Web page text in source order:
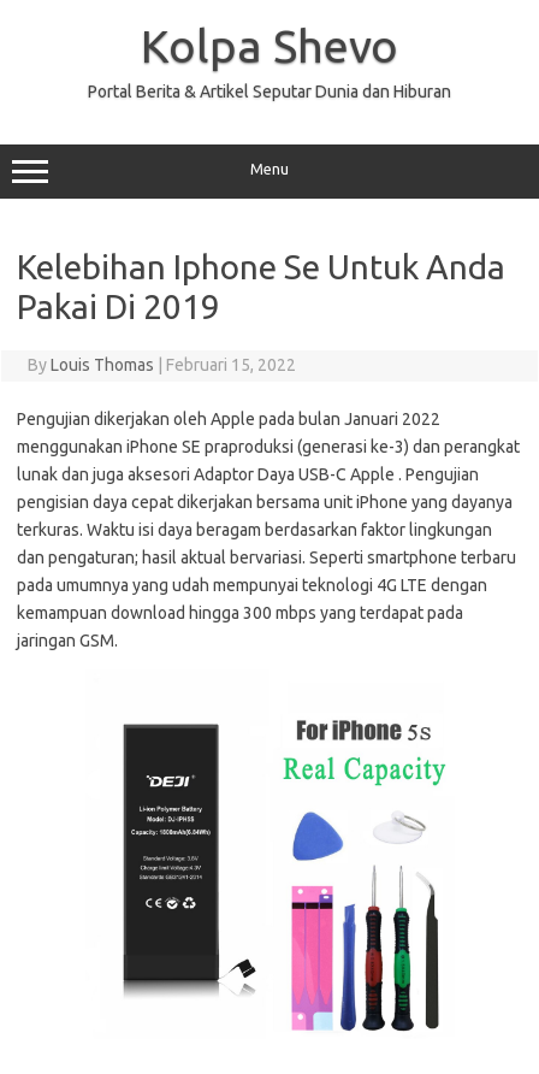
Kolpa Shevo
Portal Berita & Artikel Seputar Dunia dan Hiburan
Menu
Kelebihan Iphone Se Untuk Anda
Pakai Di 2019
ByLouis Thomas Februari 15, 2022
Pengujian dikerjakan oleh Apple pada bulan Januari 2022
menggunakan iPhone SE praproduksi (generasi ke-3) dan perangkat
lunak dan juga aksesori Adaptor Daya USB-C Apple . Pengujian
pengisian daya cepat dikerjakan bersama unit iPhone yang dayanya
terkuras. Waktu isi daya beragam berdasarkan faktor lingkungan
dan pengaturan; hasil aktual bervariasi. Seperti smartphone terbaru
pada umumnya yang udah mempunyai teknologi 4G LTE dengan
kemampuan download hingga 300 mbps yang terdapat pada
jaringan GSM.